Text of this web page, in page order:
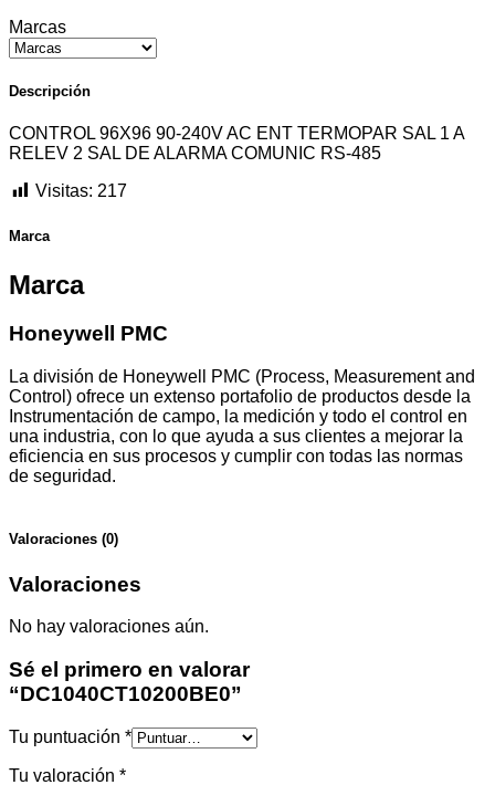
Marcas
Descripción
CONTROL 96X96 90-240V AC ENT TERMOPAR SAL 1 A
RELEV 2 SAL DE ALARMA COMUNIC RS-485
Visitas: 217
Marca
Marca
Honeywell PMC
La división de Honeywell PMC (Process, Measurement and
Control) ofrece un extenso portafolio de productos desde la
Instrumentación de campo, la medición y todo el control en
una industria, con lo que ayuda a sus clientes a mejorar la
eficiencia en sus procesos y cumplir con todas las normas
de seguridad.
Valoraciones (0)
Valoraciones
No hay valoraciones aún.
Sé el primero en valorar
“DC1040CT10200BE0”
Tu puntuación *
Tu valoración *